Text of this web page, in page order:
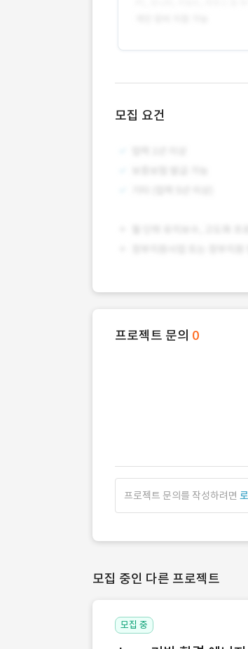
모집 요건
프로젝트 문의 0
프로젝트 문의를 작성하려면
모집 중인 다른 프로젝트
모집 중